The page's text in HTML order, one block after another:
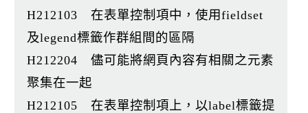
H212103 在表單控制項中，使用fieldset
及legend標籤作群組間的區隔
H212204 儘可能將網頁內容有相關之元素
聚集在一起
H212105 在表單控制項上，以label標籤提